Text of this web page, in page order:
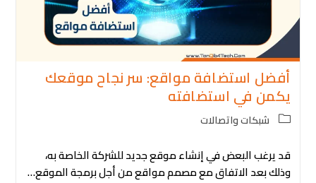
أفضل استضافة مواقع: سر نجاح موقعك
يكمن في استضافته
Post شبكات واتصالات
قد يرغب البعض في إنشاء موقع جديد للشركة الخاصة به،
وذلك بعد الاتفاق مع مصمم مواقع من أجل برمجة الموقع…